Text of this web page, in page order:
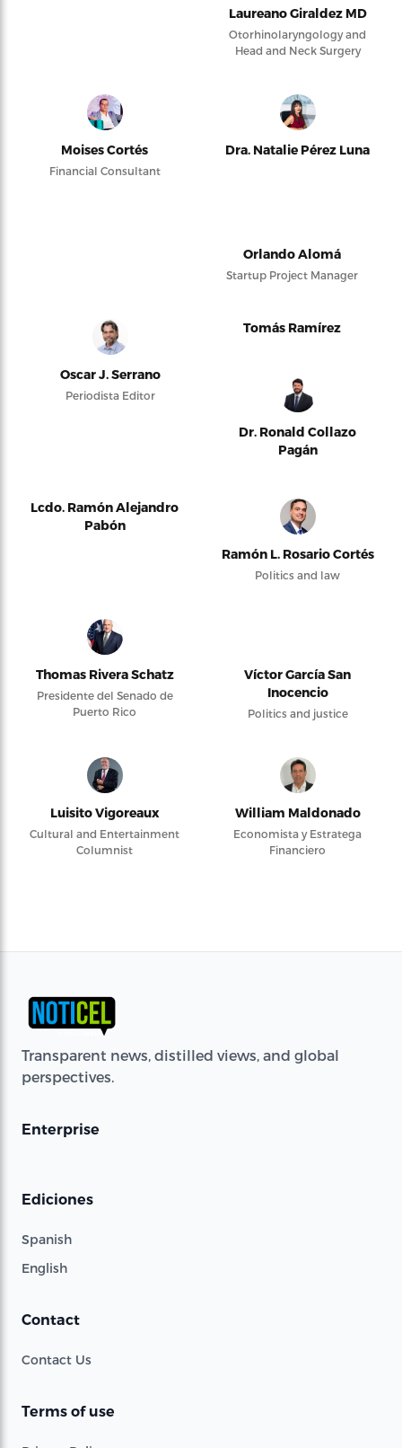
Laureano Giraldez MD
Otorhinolaryngology and
Head and Neck Surgery
Moises Cortés
Financial Consultant
Dra. Natalie Pérez Luna
Orlando Alomá
Startup Project Manager
Oscar J. Serrano
Periodista Editor
Tomás Ramírez
Dr. Ronald Collazo
Pagán
Lcdo. Ramón Alejandro
Pabón
Ramón L. Rosario Cortés
Politics and law
Thomas Rivera Schatz
Presidente del Senado de
Puerto Rico
Víctor García San
Inocencio
Politics and justice
Luisito Vigoreaux
Cultural and Entertainment
Columnist
William Maldonado
Economista y Estratega
Financiero
Transparent news, distilled views, and global
perspectives.
Enterprise
Ediciones
Spanish
English
Contact
Contact Us
Terms of use